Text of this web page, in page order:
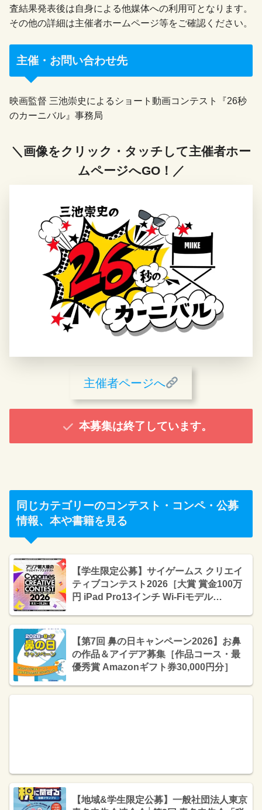
査結果発表後は自身による他媒体への利用可となります。
その他の詳細は主催者ホームページ等をご確認ください。
主催・お問い合わせ先
映画監督 三池崇史によるショート動画コンテスト『26秒
のカーニバル』事務局
＼画像をクリック・タッチして主催者ホー
ムページへGO！／
主催者ページへ
本募集は終了しています。
同じカテゴリーのコンテスト・コンペ・公募
情報、本や書籍を見る
【学生限定公募】サイゲームス クリエイ
ティブコンテスト2026［大賞 賞金100万
円 iPad Pro13インチ Wi-Fiモデル
【第7回 鼻の日キャンペーン2026】お鼻
の作品＆アイデア募集［作品コース・最
優秀賞 Amazonギフト券30,000円分］
【地域&学生限定公募】一般社団法人東京